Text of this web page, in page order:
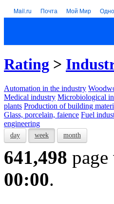
Mail.ru Почта Мой Мир
Rating >
Automation in the industry
Medical industry Microbiological
plants Production of building
Glass, porcelain, faience Fuel
engineering
day week month
641,498
00:00.